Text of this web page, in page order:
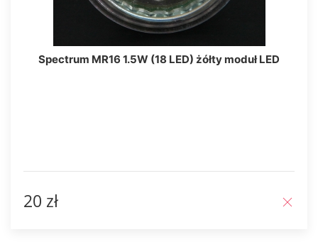
Spectrum MR16 1.5W (18 LED) żółty moduł LED
20 zł